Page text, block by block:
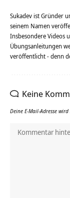
Sukadev ist Gründer
seinem Namen
Insbesondere Videos
Übungsanleitungen
veröffentlicht - denn
Keine
Deine E-Mail-Adresse